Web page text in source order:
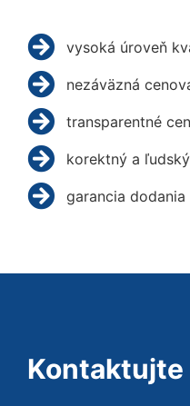
vysoká úroveň
nezáväzná
transparentné
korektný a
garancia
Kontaktujte